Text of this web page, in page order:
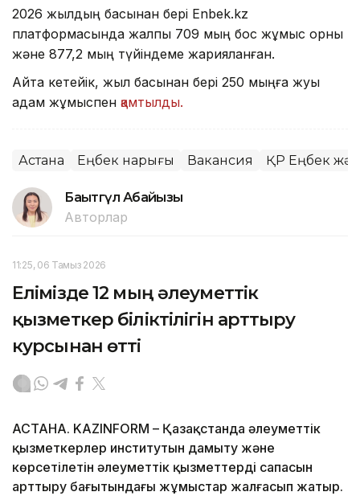
2026 жылдың басынан бері Enbek.kz
платформасында жалпы 709 мың бос жұмыс орны
және 877,2 мың түйіндеме жарияланған.
Айта кетейік, жыл басынан бері 250 мыңға жуық
адам жұмыспен қамтылды.
Астана Еңбек нарығы Вакансия ҚР Еңбек
Бақытгүл Абайқызы
Авторлар
11:25, 06 Тамыз 2026
Елімізде 12 мың әлеуметтік
қызметкер біліктілігін арттыру
курсынан өтті
АСТАНА. KAZINFORM – Қазақстанда әлеуметтік
қызметкерлер институтын дамыту және
көрсетілетін әлеуметтік қызметтердің сапасын
арттыру бағытындағы жұмыстар жалғасып жатыр.